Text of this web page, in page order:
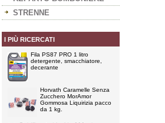
STRENNE
I PIÙ RICERCATI
Fila PS87 PRO 1 litro
detergente, smacchiatore,
decerante
Horvath Caramelle Senza
Zucchero MorAmor
Gommosa Liquirizia pacco
da 1 kg.